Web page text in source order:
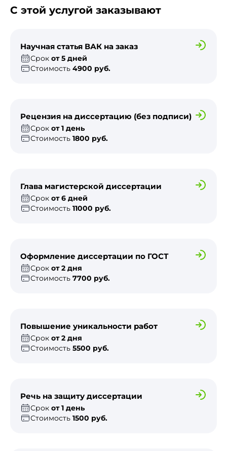
С этой услугой заказывают
Научная статья ВАК на заказ
Срок от 5 дней
Стоимость 4900 руб.
Рецензия на диссертацию (без подписи)
Срок от 1 день
Стоимость 1800 руб.
Глава магистерской диссертации
Срок от 6 дней
Стоимость 11000 руб.
Оформление диссертации по ГОСТ
Срок от 2 дня
Стоимость 7700 руб.
Повышение уникальности работ
Срок от 2 дня
Стоимость 5500 руб.
Речь на защиту диссертации
Срок от 1 день
Стоимость 1500 руб.